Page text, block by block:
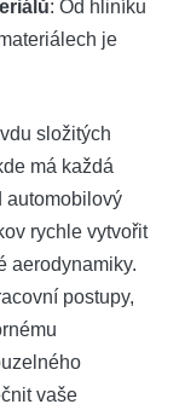
: Od hliníku
je
složitých
má každá
automobilový
rychle vytvořit
aerodynamiky.
postupy,
vaše